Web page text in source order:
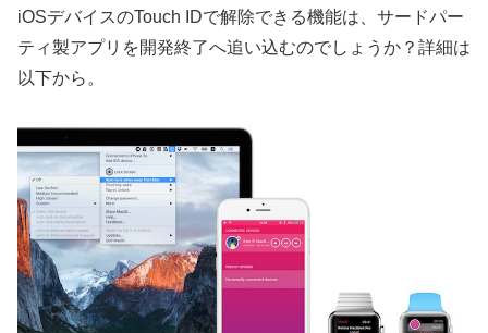
iOSデバイスのTouch IDで解除できる機能は、サードパー
ティ製アプリを開発終了へ追い込むのでしょうか？詳細は
以下から。